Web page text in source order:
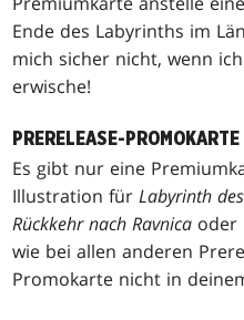
Ende des Labyrinths im
mich sicher nicht, wenn
erwische!
PRERELEASE-PROMOKARTE
Es gibt nur eine
Illustration fürLabyrinth
Rückkehr nach Ravnica oder
wie bei allen anderen
Promokarte nicht in